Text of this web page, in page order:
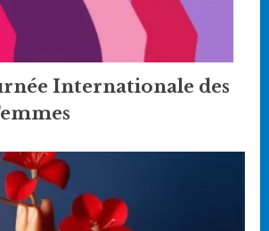
Internationale des